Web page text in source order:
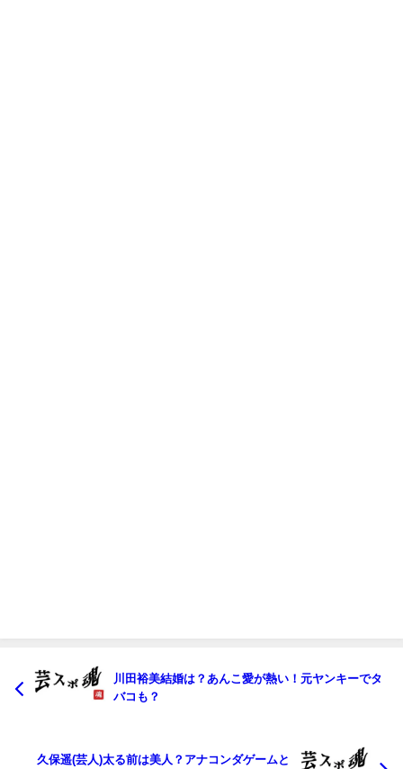
川田裕美結婚は？あんこ愛が熱い！元ヤンキーでタ
バコも？
久保遥(芸人)太る前は美人？アナコンダゲームと